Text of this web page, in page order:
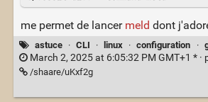
me permet de lancer meld dont
astuce · CLI · linux · configuration ·
March 2, 2025 at 6:05:32 PM GMT+1 * ·
/shaare/uKxf2g